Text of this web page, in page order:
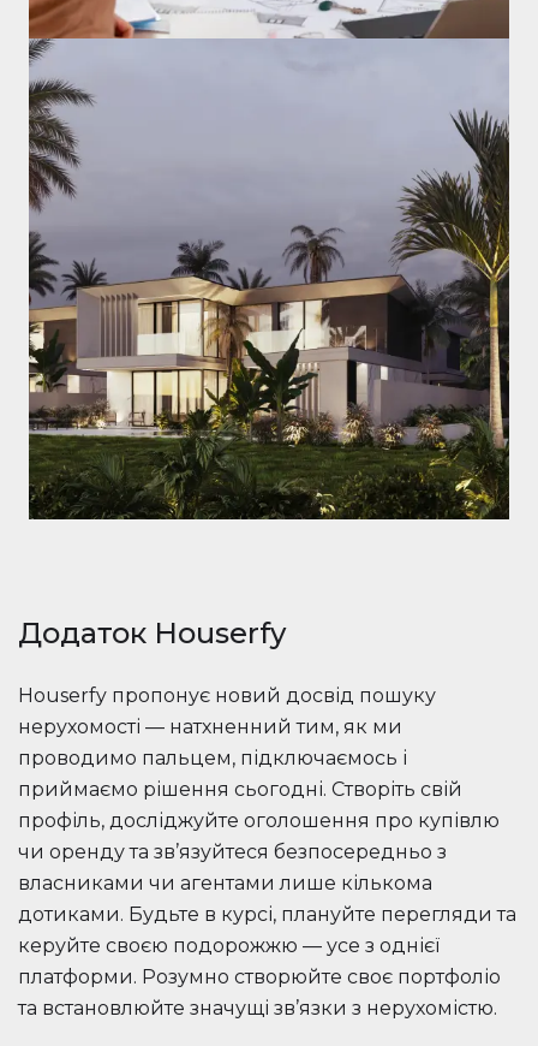
Додаток Houserfy
Houserfy пропонує новий досвід пошуку
нерухомості — натхненний тим, як ми
проводимо пальцем, підключаємось і
приймаємо рішення сьогодні. Створіть свій
профіль, досліджуйте оголошення про купівлю
чи оренду та зв’язуйтеся безпосередньо з
власниками чи агентами лише кількома
дотиками. Будьте в курсі, плануйте перегляди та
керуйте своєю подорожжю — усе з однієї
платформи. Розумно створюйте своє портфоліо
та встановлюйте значущі зв’язки з нерухомістю.